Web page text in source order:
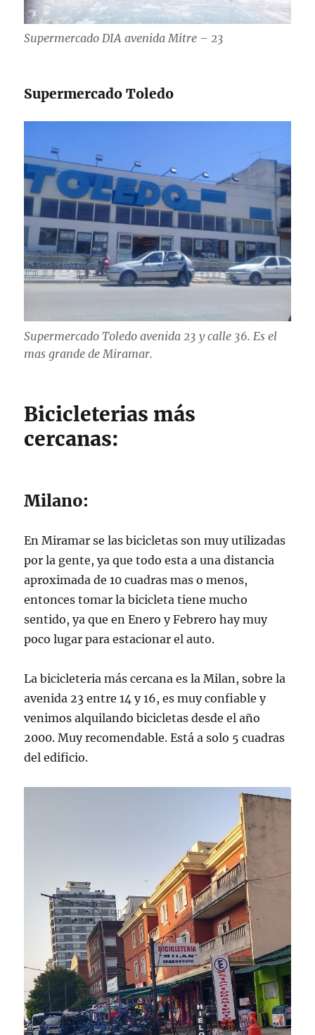
Supermercado DIA avenida Mitre – 23
Supermercado Toledo
Supermercado Toledo avenida 23 y calle 36. Es el
mas grande de Miramar.
Bicicleterias más
cercanas:
Milano:
En Miramar se las bicicletas son muy utilizadas
por la gente, ya que todo esta a una distancia
aproximada de 10 cuadras mas o menos,
entonces tomar la bicicleta tiene mucho
sentido, ya que en Enero y Febrero hay muy
poco lugar para estacionar el auto.
La bicicleteria más cercana es la Milan, sobre la
avenida 23 entre 14 y 16, es muy confiable y
venimos alquilando bicicletas desde el año
2000. Muy recomendable. Está a solo 5 cuadras
del edificio.